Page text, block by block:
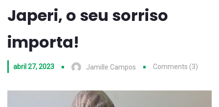
Japeri, o seu sorriso
importa!
abril 27, 2023 Jamille Campos Comments (3)